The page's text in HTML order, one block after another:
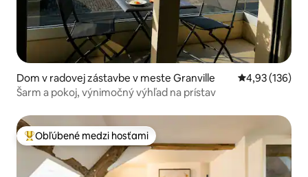
Dom v radovej zástavbe v meste Granville Priemerné
4,93 (136)
Šarm a pokoj, výnimočný výhľad na prístav
Najobľúbenejšie medzi hosťami
Obľúbené medzi hosťami